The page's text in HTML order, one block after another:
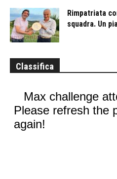
Rimpatriata
squadra. Un
Classifica